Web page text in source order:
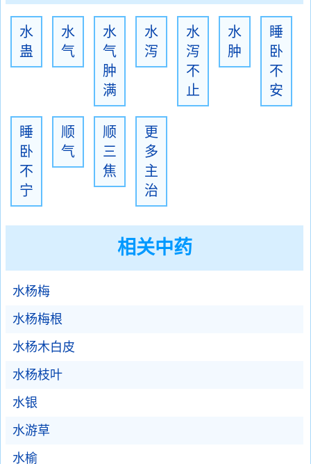
水
蛊
水
气
水
气
肿
满
水
泻
水
泻
不
止
水
肿
睡
卧
不
安
睡
卧
不
宁
顺
气
顺
三
焦
更
多
主
治
相关中药
水杨梅
水杨梅根
水杨木白皮
水杨枝叶
水银
水游草
水榆